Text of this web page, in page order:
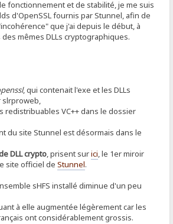
fonctionnement et de stabilité, je me suis
d'OpenSSL fournis par Stunnel, afin de
que j'ai depuis le début, à
mêmes DLLs cryptographiques.
, qui contenait l'exe et les DLLs
slrproweb,
redistribuables VC++ dans le dossier
du site Stunnel est désormais dans le
DLL crypto, prisent surici, le 1er miroir
site officiel deStunnel.
sHFS installé diminue d'un peu
à elle augmentée légèrement car les
ont considérablement grossis.